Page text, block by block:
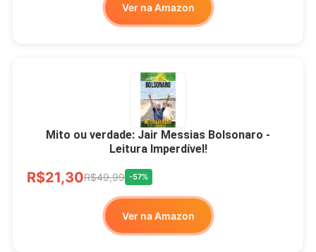
Ver na Amazon
Mito ou verdade: Jair Messias Bolsonaro -
Leitura Imperdível!
R$21,30R$49,99 -57%
Ver na Amazon